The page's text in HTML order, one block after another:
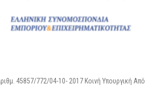
45857/772/04-10- 2017 Κοινή Υπουργική